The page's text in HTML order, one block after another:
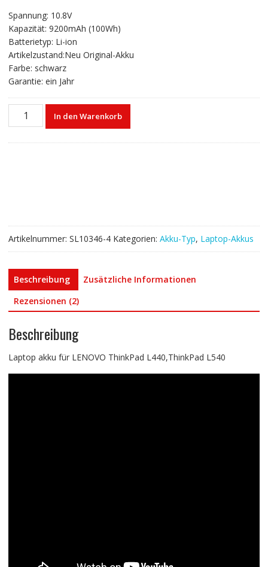
war:
€91,80
ist:
€55,00.
Spannung: 10.8V
Kapazität: 9200mAh (100Wh)
Batterietyp: Li-ion
Artikelzustand:Neu Original-Akku
Farbe: schwarz
Garantie: ein Jahr
Laptop
In den Warenkorb
Artikelnummer: SL10346-4 Kategorien: Akku-Typ, Laptop-Akkus
Beschreibung
Zusätzliche Informationen
Rezensionen (2)
Beschreibung
Laptop akku für LENOVO ThinkPad L440,ThinkPad L540